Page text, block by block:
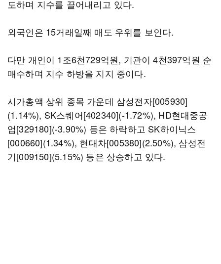
도하며 지수를 끌어내리고 있다.
외국인은 15거래일째 매도 우위를 보인다.
다만 개인이 1조6천729억원, 기관이 4천397억원 순
매수하며 지수 하방을 지지 중이다.
시가총액 상위 종목 가운데 삼성전자[005930]
(1.14%), SK스퀘어[402340](-1.72%), HD현대중공
업[329180](-3.90%) 등은 하락하고 SK하이닉스
[000660](1.34%), 현대차[005380](2.50%), 삼성전
기[009150](5.15%) 등은 상승하고 있다.